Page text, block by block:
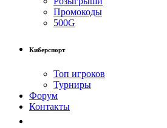
Промокоды
500G
Киберспорт
Топ игроков
Турниры
Форум
Контакты